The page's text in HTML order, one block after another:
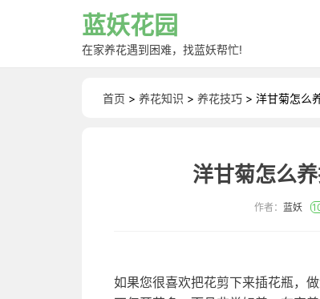
蓝妖花园
在家养花遇到困难，找蓝妖帮忙!
首页 > 养花知识 > 养花技巧 > 洋甘菊怎么
洋甘菊怎么
作者： 蓝妖
如果您很喜欢把花剪下来插花瓶，